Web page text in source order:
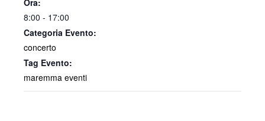
Ora:
8:00 - 17:00
Categoria Evento:
concerto
Tag Evento:
maremma eventi